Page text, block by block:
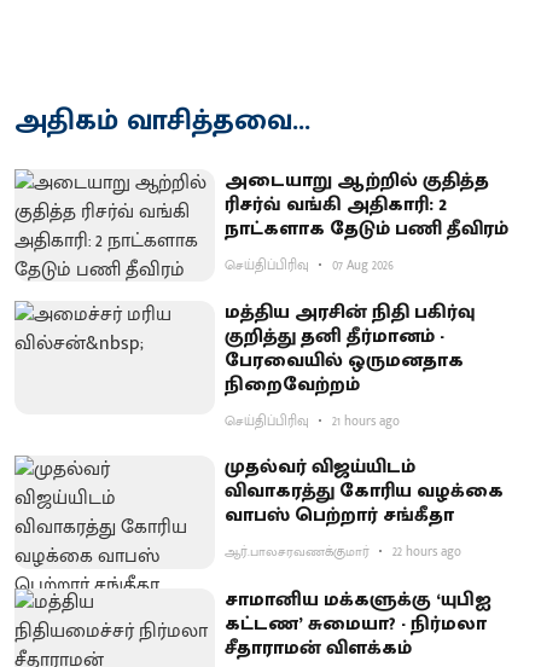
அதிகம் வாசித்தவை...
அடையாறு ஆற்றில் குதித்த
ரிசர்வ் வங்கி அதிகாரி: 2
நாட்களாக தேடும் பணி தீவிரம்
செய்திப்பிரிவு 07 Aug 2026
மத்திய அரசின் நிதி பகிர்வு
குறித்து தனி தீர்மானம் -
பேரவையில் ஒருமனதாக
நிறைவேற்றம்
செய்திப்பிரிவு 21 hours ago
முதல்வர் விஜய்யிடம்
விவாகரத்து கோரிய வழக்கை
வாபஸ் பெற்றார் சங்கீதா
ஆர்.பாலசரவணக்குமார் 22 hours ago
சாமானிய மக்களுக்கு ‘யுபிஐ
கட்டண’ சுமையா? - நிர்மலா
சீதாராமன் விளக்கம்